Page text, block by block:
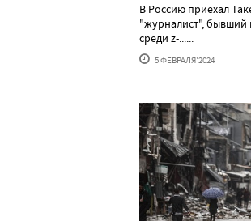
В Россию приехал
"журналист", бывший
среди z-......
5 ФЕВРАЛЯ'2024